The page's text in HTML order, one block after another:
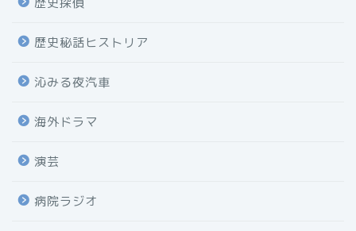
歴史秘話ヒストリア
沁みる夜汽車
海外ドラマ
演芸
病院ラジオ